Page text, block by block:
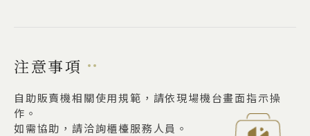
注意事項
自助販賣機相關使用規範，請依現場機台畫面指示操
作。
如需協助，請洽詢櫃檯服務人員。